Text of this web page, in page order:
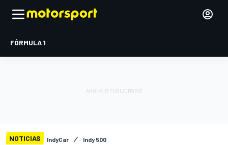
FÓRMULA 1
NOTICIAS IndyCar Indy 500